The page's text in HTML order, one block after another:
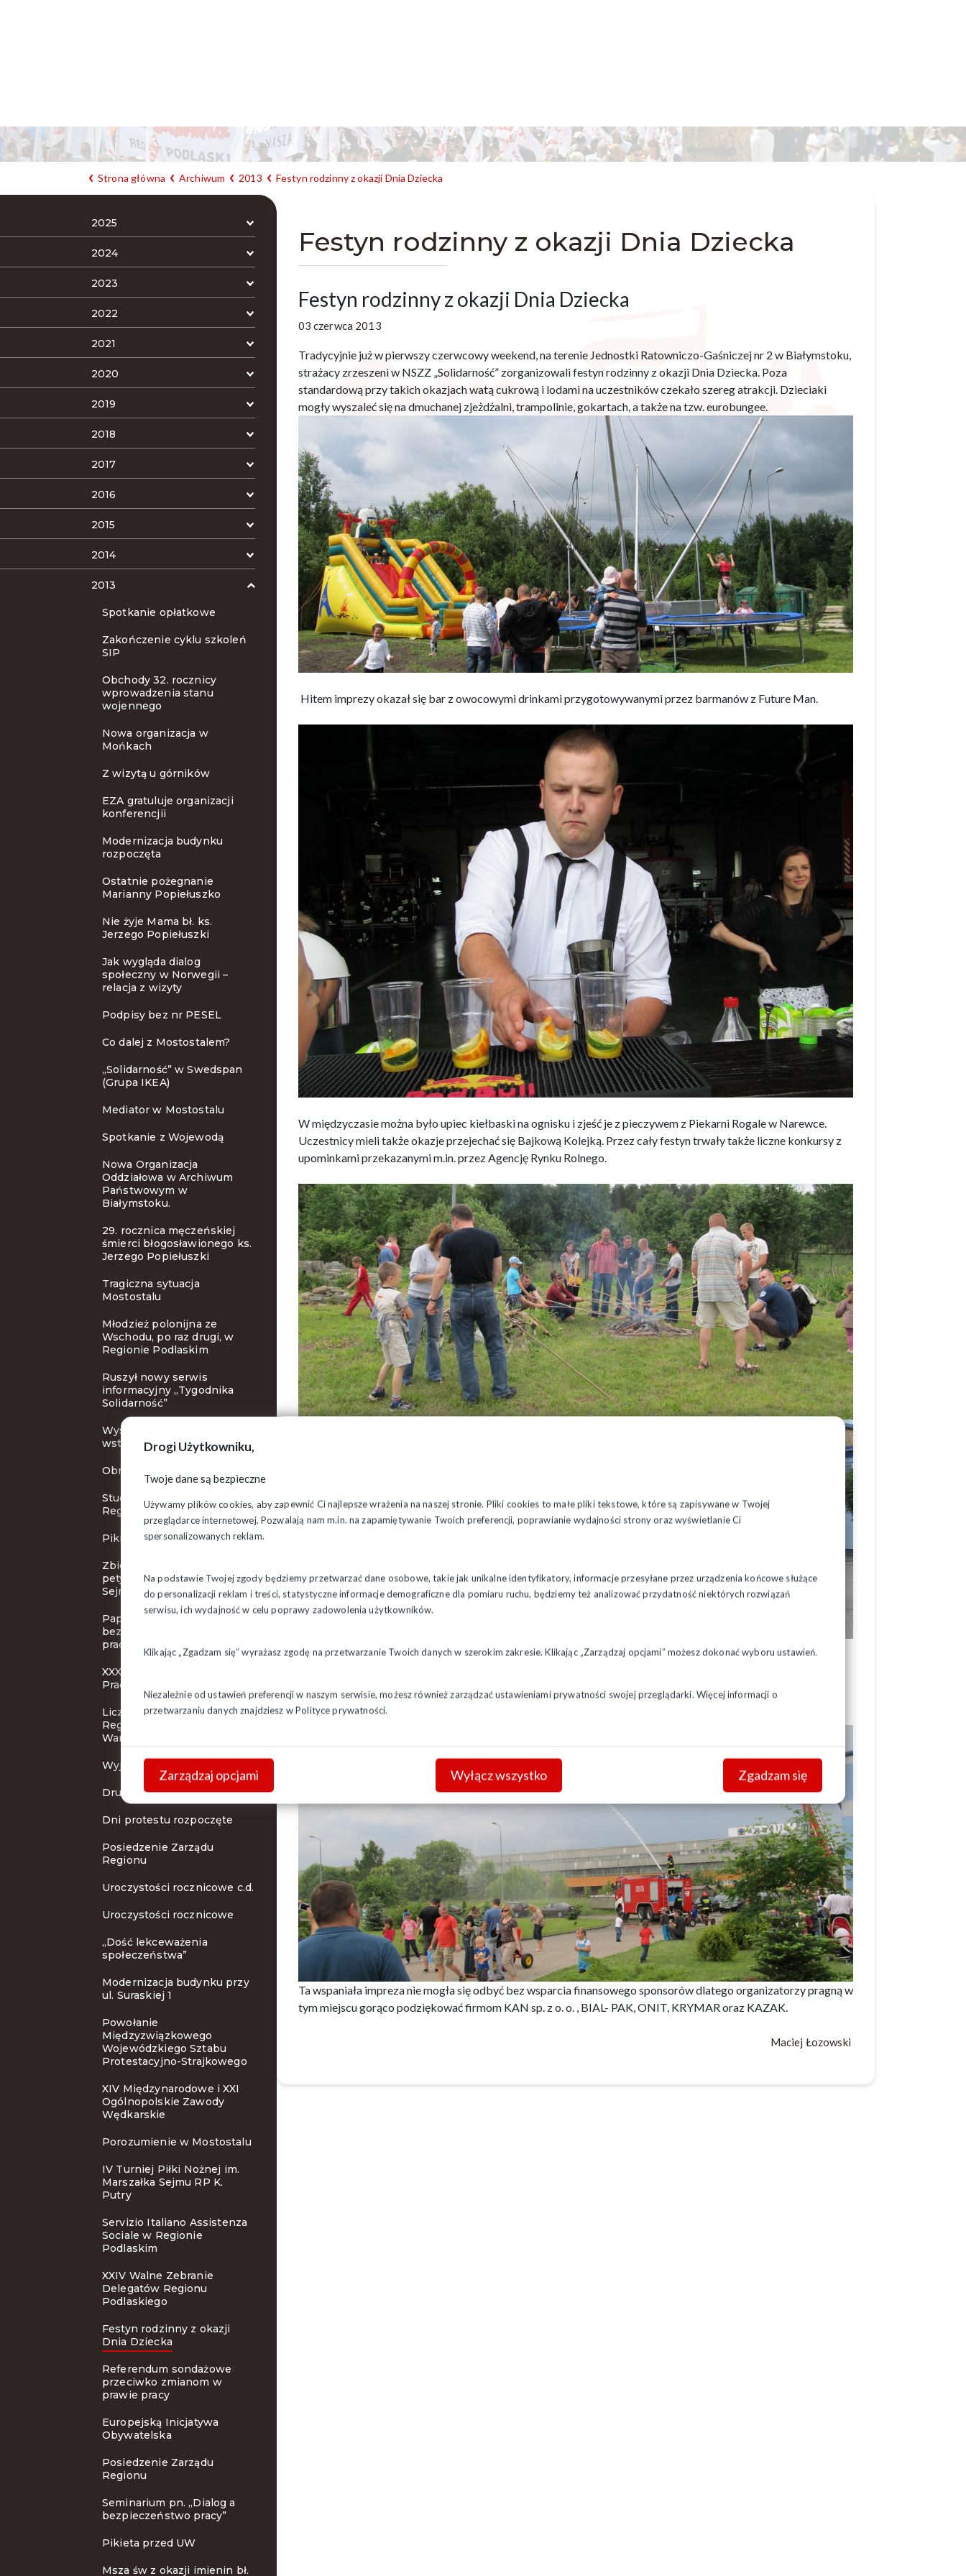
Drogi Użytkowniku,
Twoje dane są bezpieczne
Używamy plików cookies, aby zapewnić Ci najlepsze wrażenia na naszej stronie. Pliki cookies to małe pliki tekstowe, które są zapisywane w Twojej
przeglądarce internetowej. Pozwalają nam m.in. na zapamiętywanie Twoich preferencji, poprawianie wydajności strony oraz wyświetlanie Ci
spersonalizowanych reklam.
Na podstawie Twojej zgody będziemy przetwarzać dane osobowe, takie jak unikalne identyfikatory, informacje przesyłane przez urządzenia końcowe służące
do personalizacji reklam i treści, statystyczne informacje demograficzne dla pomiaru ruchu, będziemy też analizować przydatność niektórych rozwiązań
serwisu, ich wydajność w celu poprawy zadowolenia użytkowników.
Klikając „Zgadzam się” wyrażasz zgodę na przetwarzanie Twoich danych w szerokim zakresie. Klikając „Zarządzaj opcjami” możesz dokonać wyboru ustawień.
Niezależnie od ustawień preferencji w naszym serwisie, możesz również zarządzać ustawieniami prywatności swojej przeglądarki. Więcej informacji o
przetwarzaniu danych znajdziesz wPolityce prywatności.
Zarządzaj opcjami Wyłącz wszystko Zgadzam się
Strona główna Archiwum 2013 Festyn rodzinny z okazji Dnia Dziecka
2025
2024
2023
2022
2021
2020
2019
2018
2017
2016
2015
2014
2013
Spotkanie opłatkowe
Zakończenie cyklu szkoleń
SIP
Obchody 32. rocznicy
wprowadzenia stanu
wojennego
Nowa organizacja w
Mońkach
Z wizytą u górników
EZA gratuluje organizacji
konferencjii
Modernizacja budynku
rozpoczęta
Ostatnie pożegnanie
Marianny Popiełuszko
Nie żyje Mama bł. ks.
Jerzego Popiełuszki
Jak wygląda dialog
społeczny w Norwegii –
relacja z wizyty
Podpisy bez nr PESEL
Co dalej z Mostostalem?
„Solidarność” w Swedspan
(Grupa IKEA)
Mediator w Mostostalu
Spotkanie z Wojewodą
Nowa Organizacja
Oddziałowa w Archiwum
Państwowym w
Białymstoku.
29. rocznica męczeńskiej
śmierci błogosławionego ks.
Jerzego Popiełuszki
Tragiczna sytuacja
Mostostalu
Młodzież polonijna ze
Wschodu, po raz drugi, w
Regionie Podlaskim
Ruszył nowy serwis
informacyjny „Tygodnika
Solidarność”
Wysoka Izbo, kończ –
wstydu oszczędź!
Obrady Zarządu Regionu
Studenci z zagranicy w
Regionie Podlaskim
Pikieta przed Lidlem
Zbieramy podpisy pod
petycją o skrócenie kadencji
Sejmu
Papież Franciszek potępia
bezrobocie i wyzysk
pracowników
XXXI Pielgrzymka Ludzi
Pracy
Liczna reprezentacja
Regionu Podlaskiego w
Warszawie
Wyjazd do Warszawy
Drugi dzień protestu
Dni protestu rozpoczęte
Posiedzenie Zarządu
Regionu
Uroczystości rocznicowe c.d.
Uroczystości rocznicowe
„Dość lekceważenia
społeczeństwa”
Modernizacja budynku przy
ul. Suraskiej 1
Powołanie
Międzyzwiązkowego
Wojewódzkiego Sztabu
Protestacyjno-Strajkowego
XIV Międzynarodowe i XXI
Ogólnopolskie Zawody
Wędkarskie
Porozumienie w Mostostalu
IV Turniej Piłki Nożnej im.
Marszałka Sejmu RP K.
Putry
Servizio Italiano Assistenza
Sociale w Regionie
Podlaskim
XXIV Walne Zebranie
Delegatów Regionu
Podlaskiego
Festyn rodzinny z okazji
Dnia Dziecka
Referendum sondażowe
przeciwko zmianom w
prawie pracy
Europejską Inicjatywa
Obywatelska
Posiedzenie Zarządu
Regionu
Seminarium pn. „Dialog a
bezpieczeństwo pracy”
Pikieta przed UW
Msza św z okazji imienin bł.
Festyn rodzinny z okazji Dnia Dziecka
Festyn rodzinny z okazji Dnia Dziecka
03 czerwca 2013
Tradycyjnie już w pierwszy czerwcowy weekend, na terenie Jednostki Ratowniczo-Gaśniczej nr 2 w Białymstoku,
strażacy zrzeszeni w NSZZ „Solidarność” zorganizowali festyn rodzinny z okazji Dnia Dziecka. Poza
standardową przy takich okazjach watą cukrową i lodami na uczestników czekało szereg atrakcji. Dzieciaki
mogły wyszaleć się na dmuchanej zjeżdżalni, trampolinie, gokartach, a także na tzw. eurobungee.
Hitem imprezy okazał się bar z owocowymi drinkami przygotowywanymi przez barmanów z Future Man.
W międzyczasie można było upiec kiełbaski na ognisku i zjeść je z pieczywem z Piekarni Rogale w Narewce.
Uczestnicy mieli także okazje przejechać się Bajkową Kolejką. Przez cały festyn trwały także liczne konkursy z
upominkami przekazanymi m.in. przez Agencję Rynku Rolnego.
Zaproszeni goście z zaciekawieniem oglądali pojazdy pożarnicze, a także sprzęt Policji. Obecni byli również
pozorowany pożar poddasza.
Ta wspaniała impreza nie mogła się odbyć bez wsparcia finansowego sponsorów dlatego organizatorzy pragną w
tym miejscu gorąco podziękować firmom KAN sp. z o. o. , BIAL- PAK, ONIT, KRYMAR oraz KAZAK.
Maciej Łozowski